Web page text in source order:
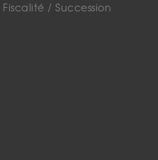
Fiscalité / Succession